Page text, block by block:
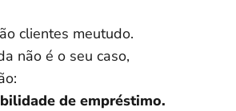
clientes meutudo.
não é o seu caso,
de empréstimo.